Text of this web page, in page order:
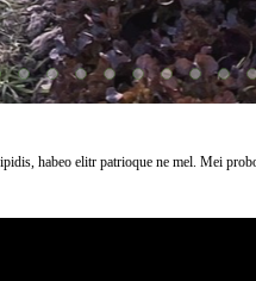
habeo elitr patrioque ne mel. Mei